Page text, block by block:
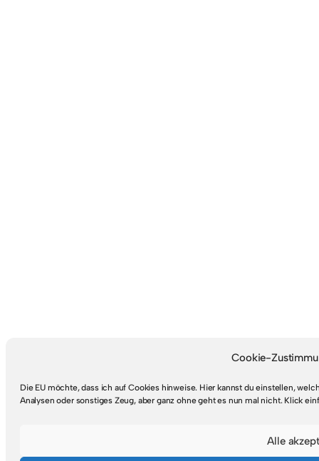
Cookie-
Die EU möchte, dass ich auf Cookies hinweise. Hier kannst du einstellen,
Analysen oder sonstiges Zeug, aber ganz ohne geht es nun mal nicht. Klick
Alle